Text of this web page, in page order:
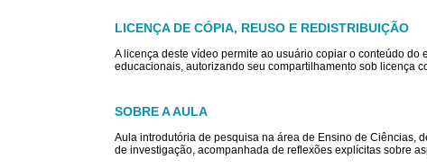
LICENÇA DE CÓPIA, REUSO E REDISTRIBUIÇÃO
A licença deste vídeo permite ao usuário copiar o conteúdo
educacionais, autorizando seu compartilhamento sob licença
SOBRE A AULA
Aula introdutória de pesquisa na área de Ensino de Ciências,
de investigação, acompanhada de reflexões explícitas sobre